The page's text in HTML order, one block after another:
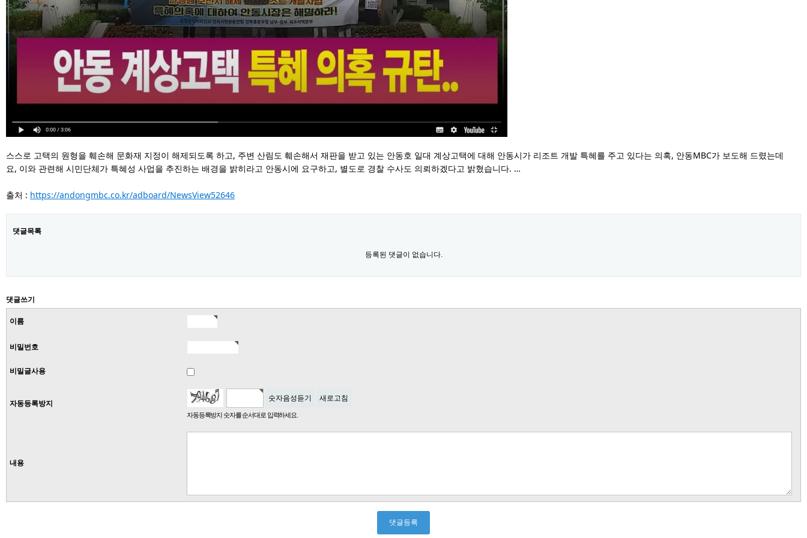
스스로 고택의 원형을 훼손해 문화재 지정이 해제되도록 하고, 주변 산림도 훼손해서 재판을 받고 있는 안동호 일대 계상고택에 대해 안동시가 리조트 개발 특혜를 주고 있다는 의혹, 안동MBC가 보도해 드렸는데
요, 이와 관련해 시민단체가 특혜성 사업을 추진하는 배경을 밝히라고 안동시에 요구하고, 별도로 경찰 수사도 의뢰하겠다고 밝혔습니다. …
출처 : https://andongmbc.co.kr/adboard/NewsView52646
댓글목록
등록된 댓글이 없습니다.
댓글쓰기
이름
비밀번호
비밀글사용
자동등록방지
숫자음성듣기 새로고침
자동등록방지 숫자를 순서대로 입력하세요.
내용